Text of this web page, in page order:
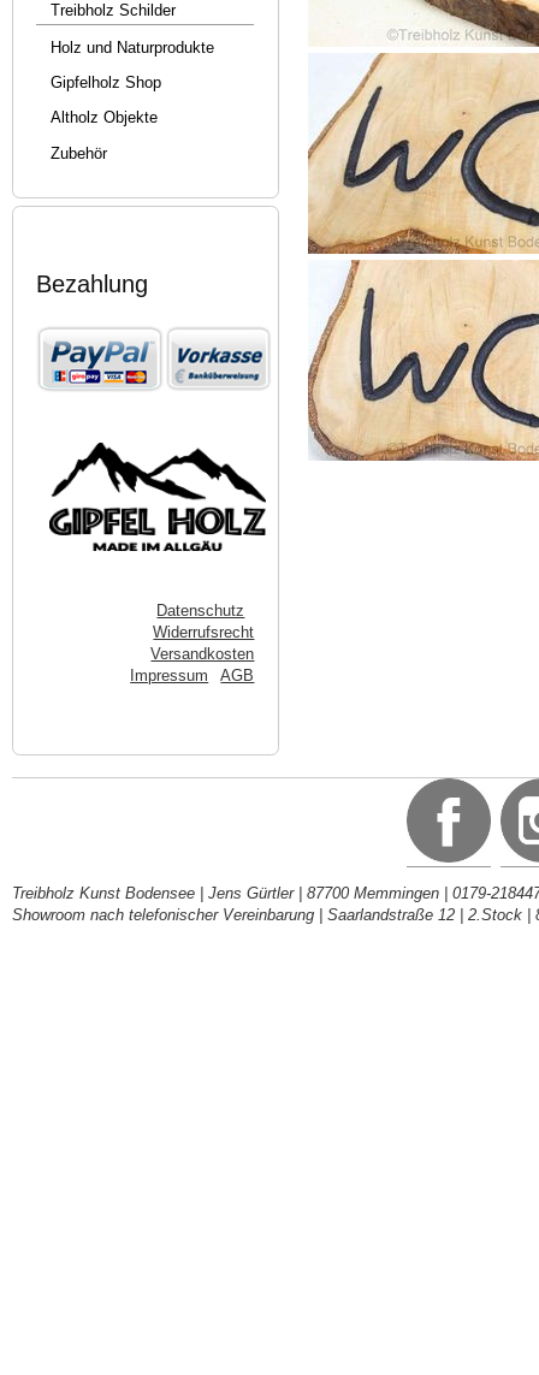
Treibholz Schilder
Holz und Naturprodukte
Gipfelholz Shop
Altholz Objekte
Zubehör
Bezahlung
Datenschutz
Widerrufsrecht
Versandkosten
Impressum
AGB
Treibholz Kunst Bodensee | Jens Gürtler | 87700 Memmingen | 0179-
Showroom nach telefonischer Vereinbarung | Saarlandstraße 12 | 2.Stock |